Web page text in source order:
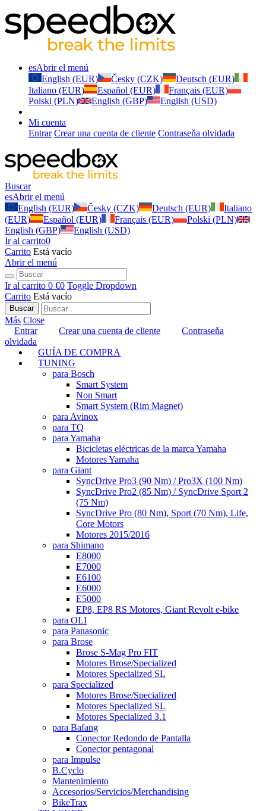
esAbrir el menú
English (EUR)
Česky (CZK)
Deutsch (EUR)
Italiano (EUR)
Español (EUR)
Français (EUR)
Polski (PLN)
English (GBP) English (USD)
Mi cuenta
Entrar Crear una cuenta de cliente Contraseňa olvidada
Buscar
esAbrir el menú
English (EUR)
Česky (CZK) Deutsch (EUR)
Italiano
(EUR)
Español (EUR) Français (EUR)
Polski (PLN)
English (GBP)
English (USD)
Ir al carrito0
Carrito Está vacío
Abrir el menú
Ir al carrito 0 €0 Toggle Dropdown
Carrito Está vacío
Buscar
Más Close
Entrar
Crear una cuenta de cliente
Contraseňa
olvidada
GUÍA DE COMPRA
TUNING
para Bosch
Smart System
Non Smart
Smart System (Rim Magnet)
para Avinox
para TQ
para Yamaha
Bicicletas eléctricas de la marca Yamaha
Motores Yamaha
para Giant
SyncDrive Pro3 (90 Nm) / Pro3X (100 Nm)
SyncDrive Pro2 (85 Nm) / SyncDrive Sport 2
(75 Nm)
SyncDrive Pro (80 Nm), Sport (70 Nm), Life,
Core Motors
Motores 2015/2016
para Shimano
E8000
E7000
E6100
E6000
E5000
EP8, EP8 RS Motores, Giant Revolt e-bike
para OLI
para Panasonic
para Brose
Brose S-Mag Pro FIT
Motores Brose/Specialized
Motores Specialized SL
para Specialized
Motores Brose/Specialized
Motores Specialized SL
Motores Specialized 3.1
para Bafang
Conector Redondo de Pantalla
Conector pentagonal
para Impulse
B.Cyclo
Mantenimiento
Accesorios/Servicios/Merchandising
BikeTrax